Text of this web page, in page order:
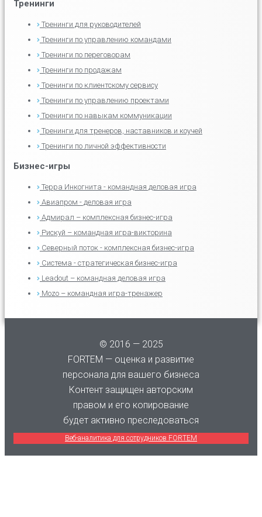
Тренинги
Тренинги для руководителей
Тренинги по управлению командами
Тренинги по переговорам
Тренинги по продажам
Тренинги по клиентскому сервису
Тренинги по управлению проектами
Тренинги по навыкам коммуникации
Тренинги для тренеров, наставников и коучей
Тренинги по личной эффективности
Бизнес-игры
Терра Инкогнита - командная деловая игра
Авиапром - деловая игра
Адмирал – комплексная бизнес-игра
Рискуй – командная игра-викторина
Северный поток - комплексная бизнес-игра
Система - стратегическая бизнес-игра
Leadout – командная деловая игра
Mozo – командная игра-тренажер
© 2016 — 2025
FORTEM — оценка и развитие
персонала для вашего бизнеса
Контент защищен авторским
правом и его копирование
будет активно преследоваться
Веб-аналитика для сотрудников FORTEM